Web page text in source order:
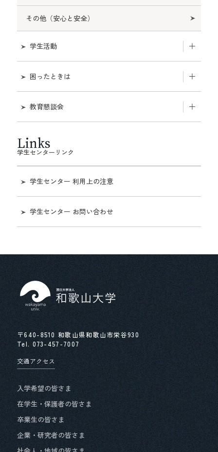
その他（安心と安全）
学生活動
【重要】学内申合せ・規則等（学内限定）
課外活動の最新情報
トレーニングルームについて（学内限定）
保険制度（学研災・学研賠等）
困ったときは
学生生活相談・学生相談室
SOGI
教育懇談会
Links
学生センターリンク
学生センター 利用上の注意
学生センター お問い合わせ
〒640-8510 和歌山県和歌山市栄谷930
Tel. 073-457-7007
交通アクセス
入学希望の皆さま
在学生・保護者の皆さま
卒業生の皆さま
企業・研究者の皆さま